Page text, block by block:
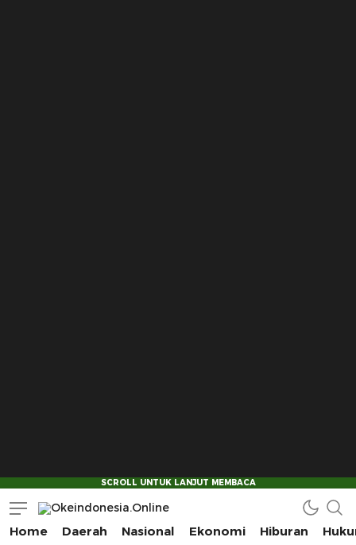
Okeindonesia.Online
Mengonlinekan Indonesia Secara Utuh
Home Daerah Nasional Ekonomi Hiburan